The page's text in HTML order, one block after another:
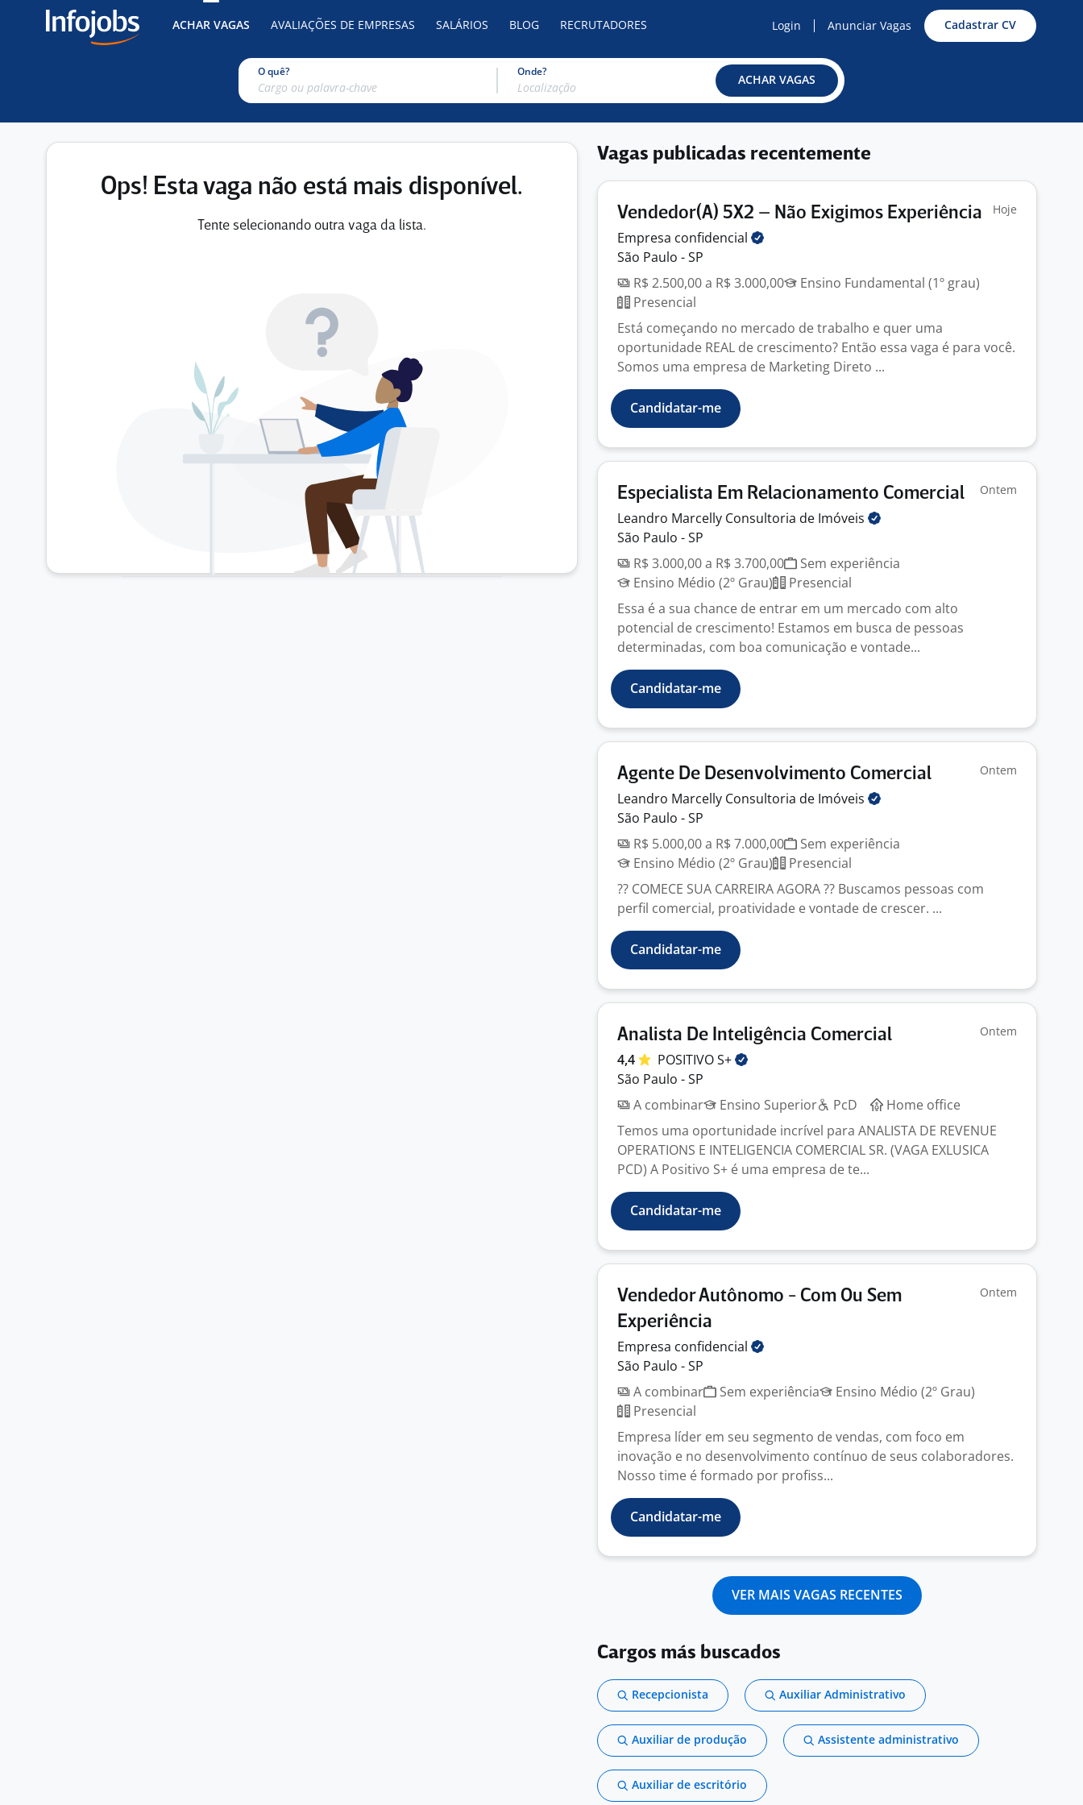
ACHAR VAGAS AVALIAÇÕES DE EMPRESAS SALÁRIOS BLOG RECRUTADORES Login Anunciar Vagas Cadastrar CV
O quê? Onde?
ACHAR VAGAS
Ops! Esta vaga não está mais disponível.
Tente selecionando outra vaga da lista.
Vagas publicadas recentemente
Vendedor(A) 5X2 – Não Exigimos Experiência Hoje
Empresa confidencial
São Paulo - SP
R$ 2.500,00 a R$ 3.000,00
Ensino Fundamental (1º grau)
Presencial
Está começando no mercado de trabalho e quer uma
oportunidade REAL de crescimento? Então essa vaga é para você.
Somos uma empresa de Marketing Direto ...
Candidatar-me
Especialista Em Relacionamento Comercial Ontem
Leandro Marcelly Consultoria de Imóveis
São Paulo - SP
R$ 3.000,00 a R$ 3.700,00
Sem experiência
Ensino Médio (2º Grau)
Presencial
Essa é a sua chance de entrar em um mercado com alto
potencial de crescimento! Estamos em busca de pessoas
determinadas, com boa comunicação e vontade...
Candidatar-me
Agente De Desenvolvimento Comercial Ontem
Leandro Marcelly Consultoria de Imóveis
São Paulo - SP
R$ 5.000,00 a R$ 7.000,00
Sem experiência
Ensino Médio (2º Grau)
Presencial
?? COMECE SUA CARREIRA AGORA ?? Buscamos pessoas com
perfil comercial, proatividade e vontade de crescer. ...
Candidatar-me
Analista De Inteligência Comercial Ontem
4,4 POSITIVOS+
São Paulo - SP
A combinar
Ensino Superior PcD
Home office
Temos uma oportunidade incrível para ANALISTA DE REVENUE
OPERATIONS E INTELIGENCIA COMERCIAL SR. (VAGA EXLUSICA
PCD) A Positivo S+ é uma empresa de te...
Candidatar-me
Vendedor Autônomo - Com Ou Sem
Experiência
Ontem
Empresa confidencial
São Paulo - SP
A combinar
Sem experiência
Ensino Médio (2º Grau)
Presencial
Empresa líder em seu segmento de vendas, com foco em
inovação e no desenvolvimento contínuo de seus colaboradores.
Nosso time é formado por profiss...
Candidatar-me
VER MAIS VAGAS RECENTES
Cargos más buscados
Recepcionista Auxiliar Administrativo
Auxiliar de produção Assistente administrativo
Auxiliar de escritório